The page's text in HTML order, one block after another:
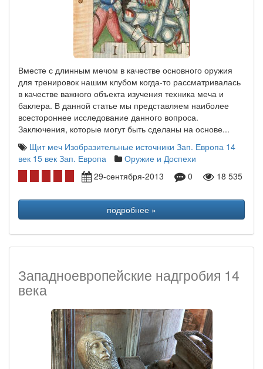
Вместе с длинным мечом в качестве основного оружия
для тренировок нашим клубом когда-то рассматривалась
в качестве важного объекта изучения техника меча и
баклера. В данной статье мы представляем наиболее
всестороннее исследование данного вопроса.
Заключения, которые могут быть сделаны на основе...
Щит меч Изобразительные источники Зап. Европа 14
век 15 век Зап. Европа
Оружие и Доспехи
29-сентября-2013
0 18 535
подробнее »
Западноевропейские надгробия 14
века